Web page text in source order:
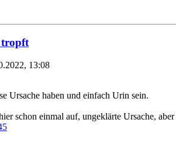
tropft
13:08
Ursache haben und einfach Urin sein.
schon einmal auf, ungeklärte Ursache,